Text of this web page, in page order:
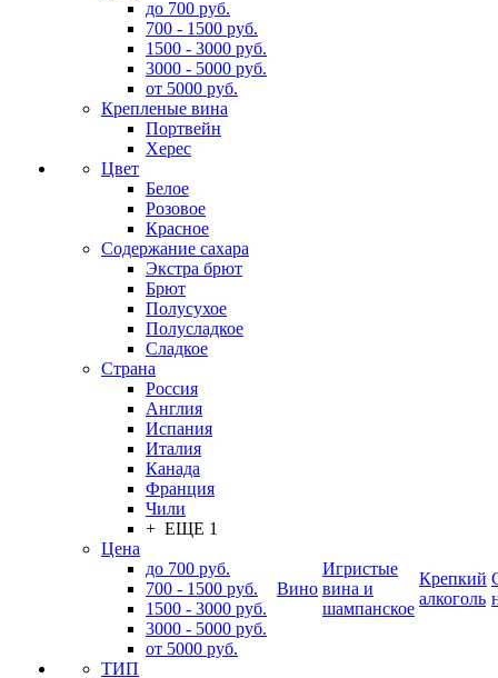
до 700 руб.
700 - 1500 руб.
1500 - 3000 руб.
3000 - 5000 руб.
от 5000 руб.
Крепленые вина
Портвейн
Херес
Цвет
Белое
Розовое
Красное
Содержание сахара
Экстра брют
Брют
Полусухое
Полусладкое
Сладкое
Страна
Россия
Англия
Испания
Италия
Канада
Франция
Чили
+ ЕЩЕ 1
Цена
до 700 руб.
700 - 1500 руб.
1500 - 3000 руб.
3000 - 5000 руб.
от 5000 руб.
ТИП
Вино
Игристые
вина и
шампанское
Крепкий
алкоголь